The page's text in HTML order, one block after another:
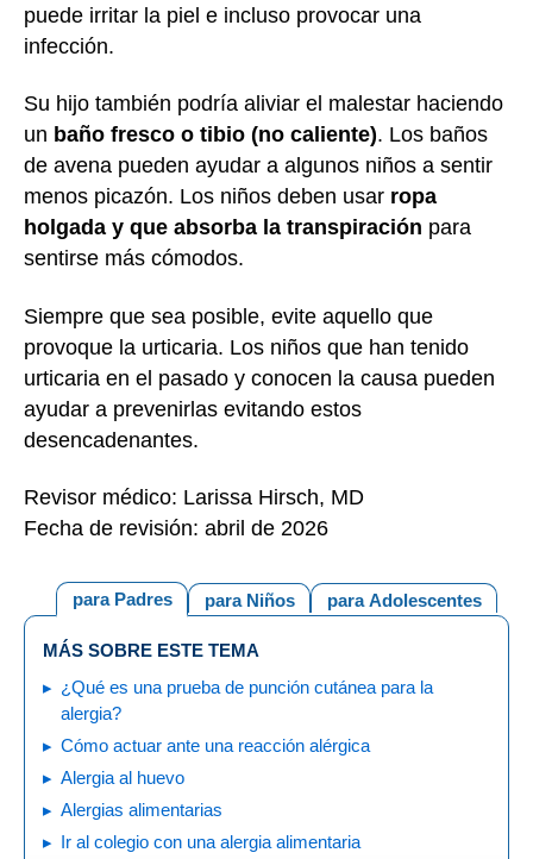
puede irritar la piel e incluso provocar una
infección.
Su hijo también podría aliviar el malestar haciendo
un baño fresco o tibio (no caliente). Los baños
de avena pueden ayudar a algunos niños a sentir
menos picazón. Los niños deben usar ropa
holgada y que absorba la transpiración para
sentirse más cómodos.
Siempre que sea posible, evite aquello que
provoque la urticaria. Los niños que han tenido
urticaria en el pasado y conocen la causa pueden
ayudar a prevenirlas evitando estos
desencadenantes.
Revisor médico: Larissa Hirsch, MD
Fecha de revisión: abril de 2026
para Adolescentes
para Niños
para Padres
MÁS SOBRE ESTE TEMA
¿Qué es una prueba de punción cutánea para la
alergia?
Cómo actuar ante una reacción alérgica
Alergia al huevo
Alergias alimentarias
Ir al colegio con una alergia alimentaria